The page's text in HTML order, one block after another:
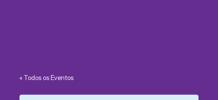
« Todos os Eventos